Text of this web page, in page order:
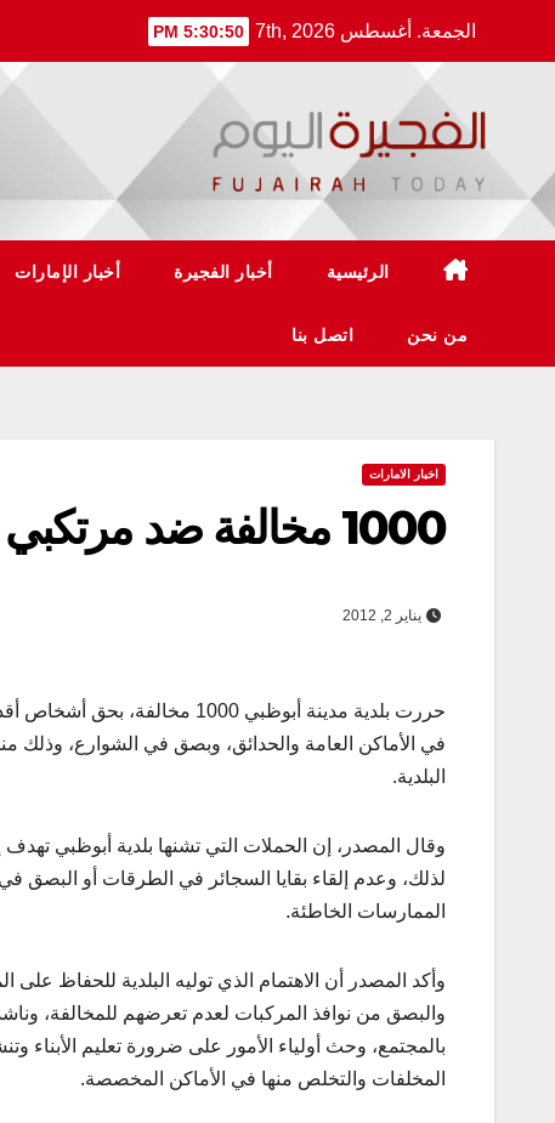
الجمعة. أغسطس 7th, 2026 5:30:51 PM
الرئيسية أخبار الفجيرة أخبار الإمارات
من نحن اتصل بنا
اخبار الامارات
1000 مخالفة ضد مرتكبي «سلوكيات مرفوضة» في أبوظبي
يناير 2, 2012
حررت بلدية مدينة أبوظبي 1000
في الأماكن العامة والحدائق، وبصق في الشوارع، وذلك
البلدية.
وقال المصدر، إن الحملات التي تشنها بلدية أبوظبي
لذلك، وعدم إلقاء بقايا السجائر في الطرقات أو البصق
الممارسات الخاطئة.
وأكد المصدر أن الاهتمام الذي توليه البلدية للحفاظ على
والبصق من نوافذ المركبات لعدم تعرضهم للمخالفة،
بالمجتمع، وحث أولياء الأمور على ضرورة تعليم
المخلفات والتخلص منها في الأماكن المخصصة.